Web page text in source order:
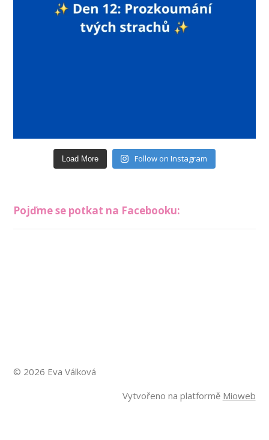
Load More Follow on Instagram
Pojďme se potkat na Facebooku:
© 2026 Eva Válková
Vytvořeno na platformě Mioweb